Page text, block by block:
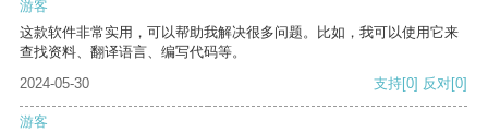
游客
这款软件非常实用，可以帮助我解决很多问题。比如，我可以使用它来
查找资料、翻译语言、编写代码等。
2024-05-30
支持[0] 反对[0]
游客